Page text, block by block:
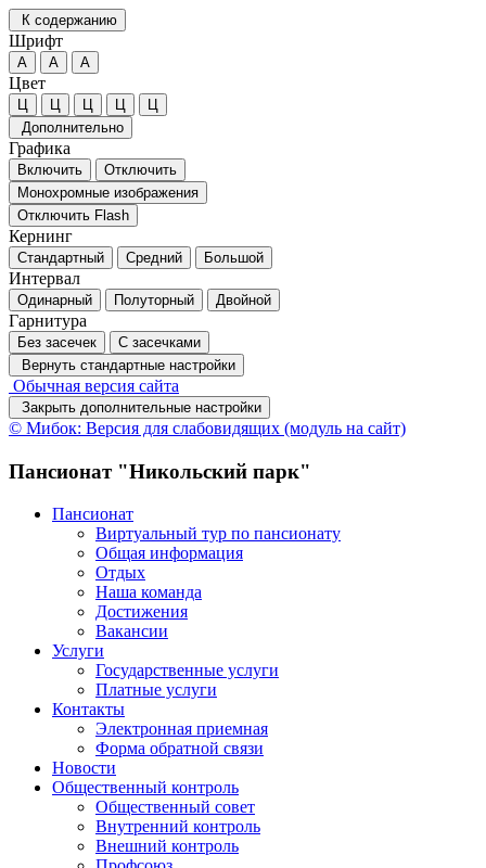
К содержанию
Шрифт
А А А
Цвет
Ц Ц Ц Ц
Ц
Дополнительно
Графика
Включить
Отключить
Монохромные изображения
Отключить Flash
Кернинг
Стандартный Средний Большой
Интервал
Одинарный Полуторный Двойной
Гарнитура
Без засечек
С засечками
Вернуть стандартные настройки
Обычная версия сайта
Закрыть дополнительные настройки
© Мибок: Версия для слабовидящих (модуль на сайт)
Пансионат "Никольский парк"
Пансионат
Виртуальный тур по пансионату
Общая информация
Отдых
Наша команда
Достижения
Вакансии
Услуги
Государственные услуги
Платные услуги
Контакты
Электронная приемная
Форма обратной связи
Новости
Общественный контроль
Общественный совет
Внутренний контроль
Внешний контроль